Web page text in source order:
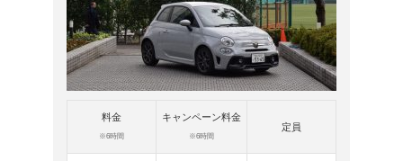
料金
※6時間
キャンペーン料金
※6時間
定員